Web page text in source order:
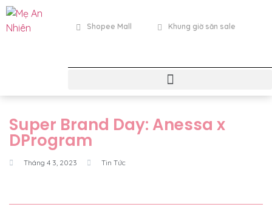
Shopee Mall Khung giờ săn sale
Super Brand Day: Anessa x
DProgram
Tháng 4 3, 2023 Tin Tức